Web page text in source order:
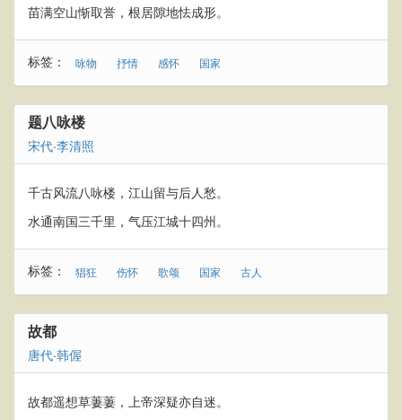
苗满空山惭取誉，根居隙地怯成形。
标签： 咏物 抒情 感怀 国家
题八咏楼
宋代·李清照
千古风流八咏楼，江山留与后人愁。
水通南国三千里，气压江城十四州。
标签： 猖狂 伤怀 歌颂 国家 古人
故都
唐代·韩偓
故都遥想草萋萋，上帝深疑亦自迷。